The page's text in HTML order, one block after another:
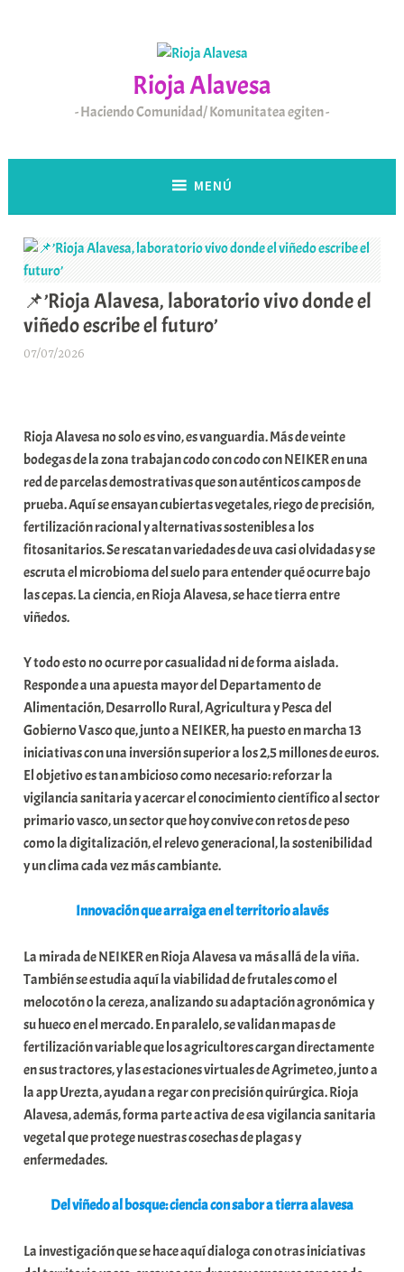
Rioja Alavesa
Haciendo Comunidad/ Komunitatea egiten
MENÚ
📌’Rioja Alavesa, laboratorio vivo donde el
viñedo escribe el futuro’
07/07/2026
a
r
E
r
r
i
o
x
o
m
u
n
i
t
a
t
e
a
Rioja Alavesa no solo es vino, es vanguardia. Más de veinte
bodegas de la zona trabajan codo con codo con NEIKER en una
red de parcelas demostrativas que son auténticos campos de
prueba. Aquí se ensayan cubiertas vegetales, riego de precisión,
fertilización racional y alternativas sostenibles a los
fitosanitarios. Se rescatan variedades de uva casi olvidadas y se
escruta el microbioma del suelo para entender qué ocurre bajo
las cepas. La ciencia, en Rioja Alavesa, se hace tierra entre
viñedos.
Y todo esto no ocurre por casualidad ni de forma aislada.
Responde a una apuesta mayor del Departamento de
Alimentación, Desarrollo Rural, Agricultura y Pesca del
Gobierno Vasco que, junto a NEIKER, ha puesto en marcha 13
iniciativas con una inversión superior a los 2,5 millones de euros.
El objetivo es tan ambicioso como necesario: reforzar la
vigilancia sanitaria y acercar el conocimiento científico al sector
primario vasco, un sector que hoy convive con retos de peso
como la digitalización, el relevo generacional, la sostenibilidad
y un clima cada vez más cambiante.
Innovación que arraiga en el territorio alavés
La mirada de NEIKER en Rioja Alavesa va más allá de la viña.
También se estudia aquí la viabilidad de frutales como el
melocotón o la cereza, analizando su adaptación agronómica y
su hueco en el mercado. En paralelo, se validan mapas de
fertilización variable que los agricultores cargan directamente
en sus tractores, y las estaciones virtuales de Agrimeteo, junto a
la app Urezta, ayudan a regar con precisión quirúrgica. Rioja
Alavesa, además, forma parte activa de esa vigilancia sanitaria
vegetal que protege nuestras cosechas de plagas y
enfermedades.
Del viñedo al bosque: ciencia con sabor a tierra alavesa
La investigación que se hace aquí dialoga con otras iniciativas